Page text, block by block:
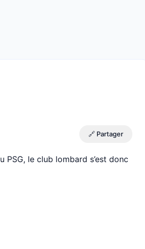
🔗 Partager
PSG, le club lombard s’est donc